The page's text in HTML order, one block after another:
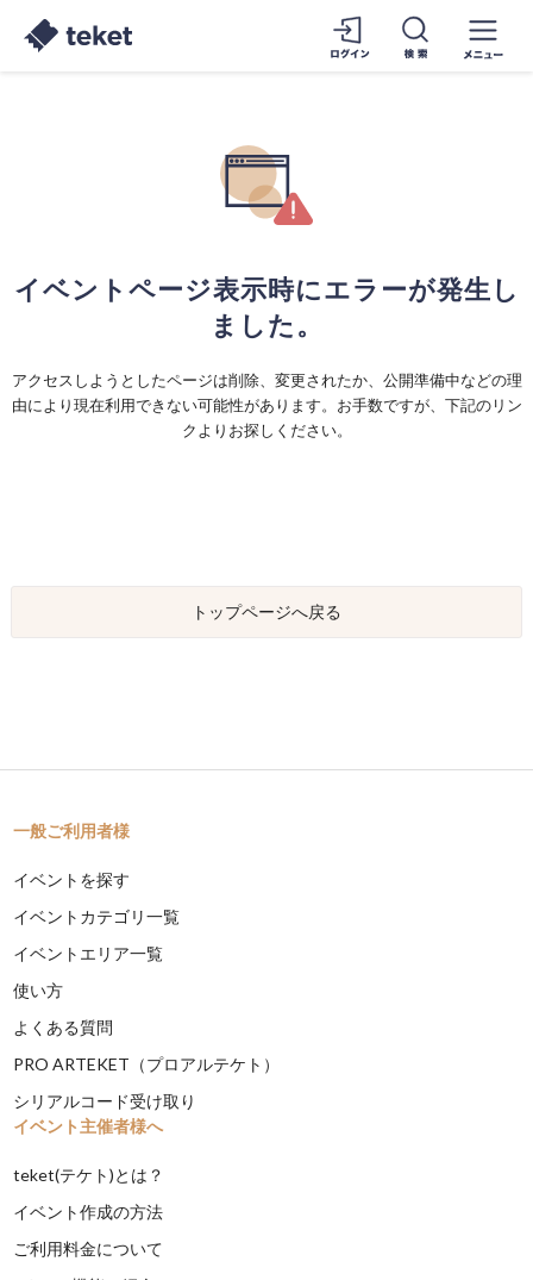
イベントページ表示時にエラーが発生し
ました。
アクセスしようとしたページは削除、変更されたか、公開準備中などの理
由により現在利用できない可能性があります。お手数ですが、下記のリン
クよりお探しください。
トップページへ戻る
一般ご利用者様
イベントを探す
イベントカテゴリ一覧
イベントエリア一覧
使い方
よくある質問
PRO ARTEKET（プロアルテケト）
シリアルコード受け取り
イベント主催者様へ
teket(テケト)とは？
イベント作成の方法
ご利用料金について